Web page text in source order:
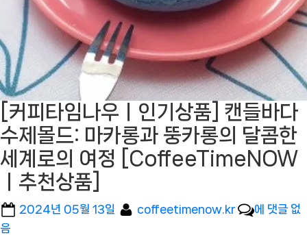
[커피타임나우ㅣ인기상품] 캔들바다
수제몰드: 마카롱과 뚱카롱의 달콤한
세계로의 여정 [CoffeeTimeNOW
ㅣ추천상품]
Posted
2024년 05월 13일 By
coffeetimenow.kr
[커
에 댓글 없
음